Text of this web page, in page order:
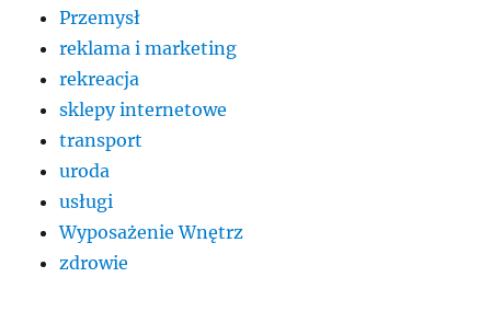
Przemysł
reklama i marketing
rekreacja
sklepy internetowe
transport
uroda
usługi
Wyposażenie Wnętrz
zdrowie